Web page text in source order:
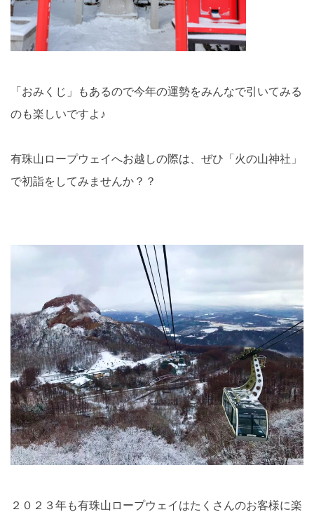
「おみくじ」もあるので今年の運勢をみんなで引いてみる
のも楽しいですよ♪
有珠山ロープウェイへお越しの際は、ぜひ「火の山神社」
で初詣をしてみませんか？？
２０２３年も有珠山ロープウェイはたくさんのお客様に楽